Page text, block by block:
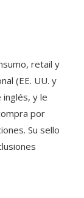
retail y
(EE. UU. y
inglés, y le
por
Su sello